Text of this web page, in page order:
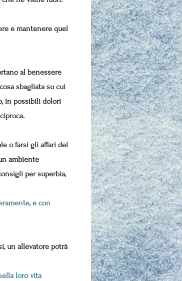
e mantenere quel
al benessere
sbagliata su cui
in possibili dolori
o farsi gli affari del
ambiente
per superbia,
e con
un allevatore potrà
loro vita